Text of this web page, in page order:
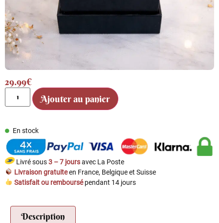
29.99€
Ajouter au panier
En stock
Livré sous3 – 7 joursavec La Poste
Livraison gratuiteen France, Belgique et Suisse
Satisfait ou remboursépendant 14 jours
Description